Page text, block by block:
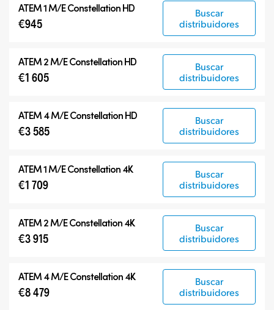
ATEM Advanced Panels
Productos compatibles
ATEM 1 M/E Constellation HD
€945
Buscar
distribuidores
ATEM 2 M/E Constellation HD
€1 605
Buscar
distribuidores
ATEM 4 M/E Constellation HD
€3 585
Buscar
distribuidores
ATEM 1 M/E Constellation 4K
€1 709
Buscar
distribuidores
ATEM 2 M/E Constellation 4K
€3 915
Buscar
distribuidores
ATEM 4 M/E Constellation 4K
€8 479
Buscar
distribuidores